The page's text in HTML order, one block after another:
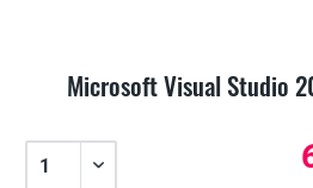
Microsoft Visual Studio